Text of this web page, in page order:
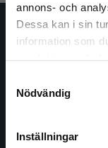
annons- och
Dessa kan i sin
information som
Nödvändig
Inställningar
Det verkar
Vi erbjuder
att kunna
ledande
längs hela